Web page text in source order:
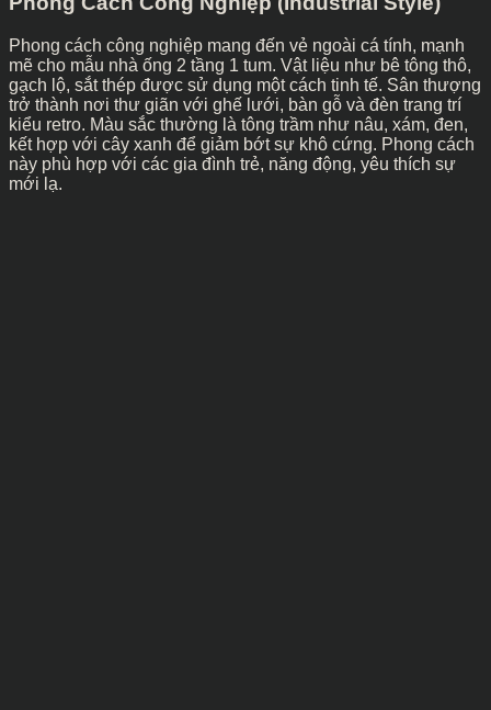
Phong cách công nghiệp mang đến vẻ ngoài cá tính, mạnh
mẽ cho mẫu nhà ống 2 tầng 1 tum. Vật liệu như bê tông thô,
gạch lộ, sắt thép được sử dụng một cách tinh tế. Sân thượng
trở thành nơi thư giãn với ghế lưới, bàn gỗ và đèn trang trí
kiểu retro. Màu sắc thường là tông trầm như nâu, xám, đen,
kết hợp với cây xanh để giảm bớt sự khô cứng. Phong cách
này phù hợp với các gia đình trẻ, năng động, yêu thích sự
mới lạ.